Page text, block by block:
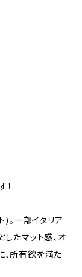
！
)。一部イタリア
したマット感、オ
、所有欲を満た